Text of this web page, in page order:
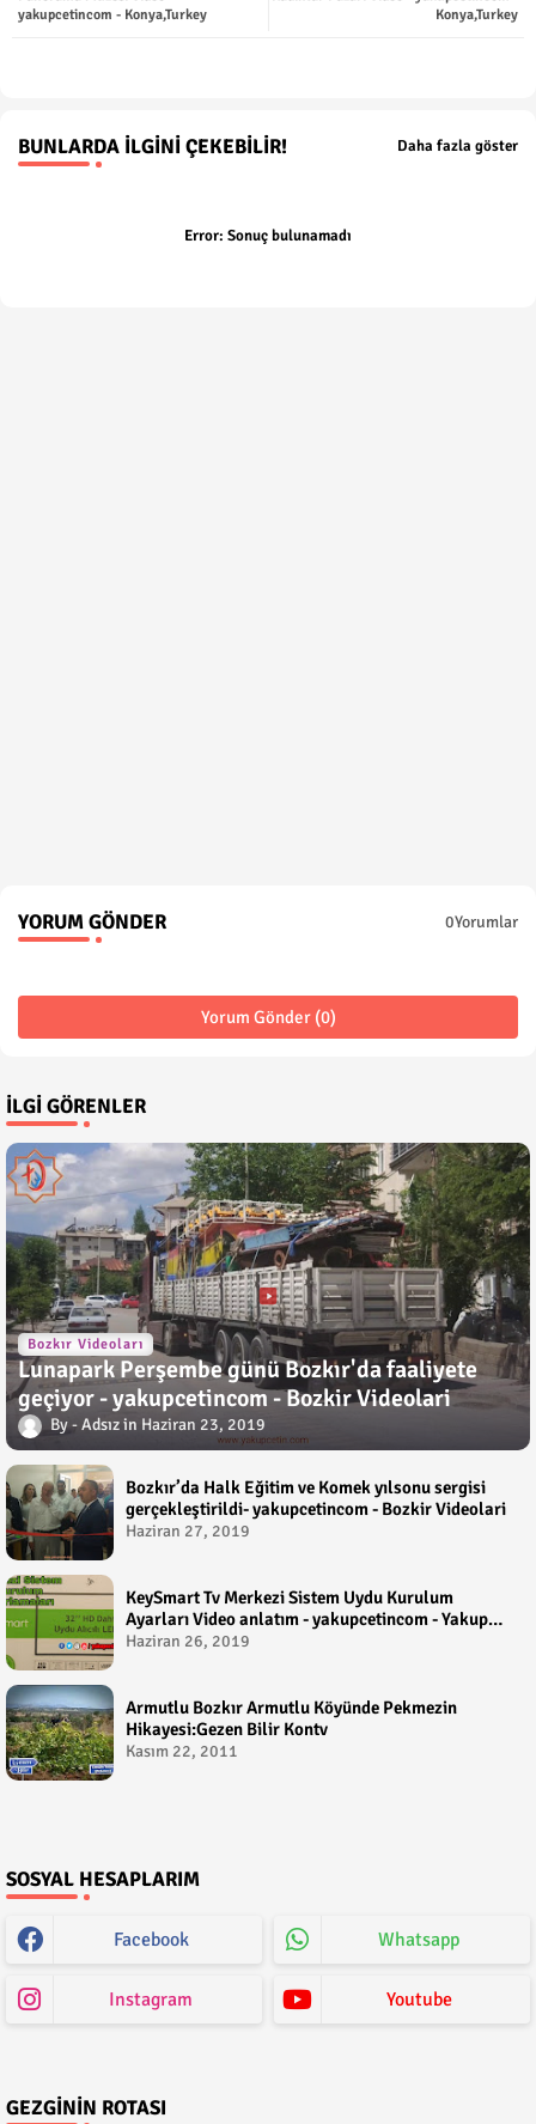
Konya,Turkey
yakupcetincom - Konya,Turkey
BUNLARDA İLGINI ÇEKEBILIR! Daha fazla göster
Error: Sonuç bulunamadı
YORUM GÖNDER 0Yorumlar
Yorum Gönder (0)
İLGI GÖRENLER
Bozkır Videoları
Lunapark Perşembe günü Bozkır'da faaliyete
geçiyor - yakupcetincom - Bozkir Videolari
Adsız Haziran 23, 2019
Bozkır’da Halk Eğitim ve Komek yılsonu sergisi
gerçekleştirildi- yakupcetincom - Bozkir Videolari
Haziran 27, 2019
KeySmart Tv Merkezi Sistem Uydu Kurulum
Ayarları Video anlatım - yakupcetincom - Yakup
Çetin
Haziran 26, 2019
Armutlu Bozkır Armutlu Köyünde Pekmezin
Hikayesi:Gezen Bilir Kontv
Kasım 22, 2011
SOSYAL HESAPLARIM
Facebook Whatsapp
Instagram Youtube
GEZGININ ROTASI